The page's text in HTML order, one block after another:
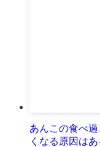
あんこの食べ
くなる原因はあ